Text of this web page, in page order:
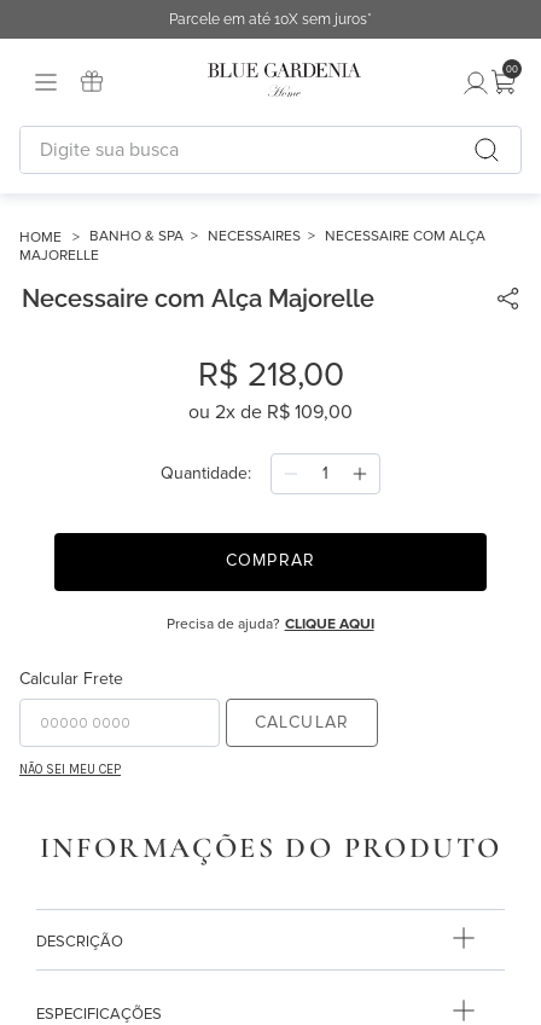
Parcele em até 10X sem juros*
00
Digite sua busca
BANHO & SPA NECESSAIRES
NECESSAIRE COM ALÇA
MAJORELLE
Necessaire com Alça Majorelle
R$ 218,00
ou 2x de R$ 109,00
Quantidade
COMPRAR
Precisa de ajuda? CLIQUE AQUI
Calcular Frete
CALCULAR
NÃO SEI MEU CEP
INFORMAÇÕES DO PRODUTO
DESCRIÇÃO
ESPECIFICAÇÕES
1º
fronha
4º
urban
5º
capa duvet
7º
difusor
8º
necessaire
10º ginger